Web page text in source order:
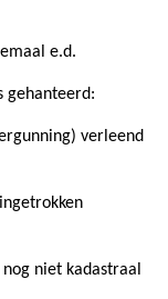
e.d.
gehanteerd:
verleend
niet kadastraal